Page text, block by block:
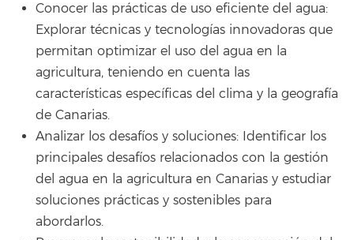
Conocer las prácticas de uso eficiente del agua:
Explorar técnicas y tecnologías innovadoras que
permitan optimizar el uso del agua en la
agricultura, teniendo en cuenta las
características específicas del clima y la geografía
de Canarias.
Analizar los desafíos y soluciones: Identificar los
principales desafíos relacionados con la gestión
del agua en la agricultura en Canarias y estudiar
soluciones prácticas y sostenibles para
abordarlos.